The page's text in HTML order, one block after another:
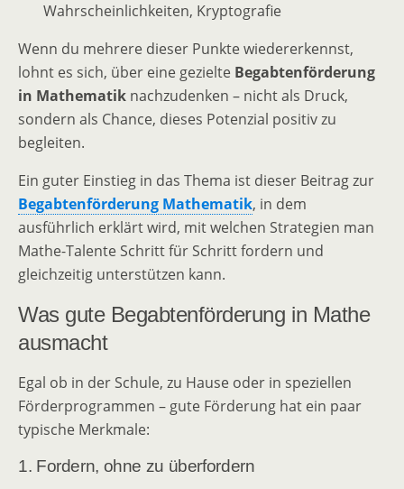
Wahrscheinlichkeiten, Kryptografie
Wenn du mehrere dieser Punkte wiedererkennst,
lohnt es sich, über eine gezielte Begabtenförderung
in Mathematik nachzudenken – nicht als Druck,
sondern als Chance, dieses Potenzial positiv zu
begleiten.
Ein guter Einstieg in das Thema ist dieser Beitrag zur
Begabtenförderung Mathematik, in dem
ausführlich erklärt wird, mit welchen Strategien man
Mathe-Talente Schritt für Schritt fordern und
gleichzeitig unterstützen kann.
Was gute Begabtenförderung in Mathe
ausmacht
Egal ob in der Schule, zu Hause oder in speziellen
Förderprogrammen – gute Förderung hat ein paar
typische Merkmale:
1. Fordern, ohne zu überfordern